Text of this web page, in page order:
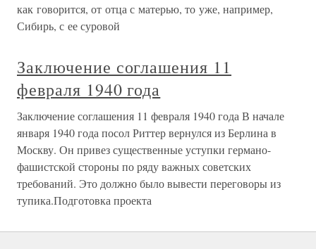
как говорится, от отца с матерью, то уже, например,
Сибирь, с ее суровой
Заключение соглашения 11
февраля 1940 года
Заключение соглашения 11 февраля 1940 года В начале
января 1940 года посол Риттер вернулся из Берлина в
Москву. Он привез существенные уступки германо-
фашистской стороны по ряду важных советских
требований. Это должно было вывести переговоры из
тупика.Подготовка проекта